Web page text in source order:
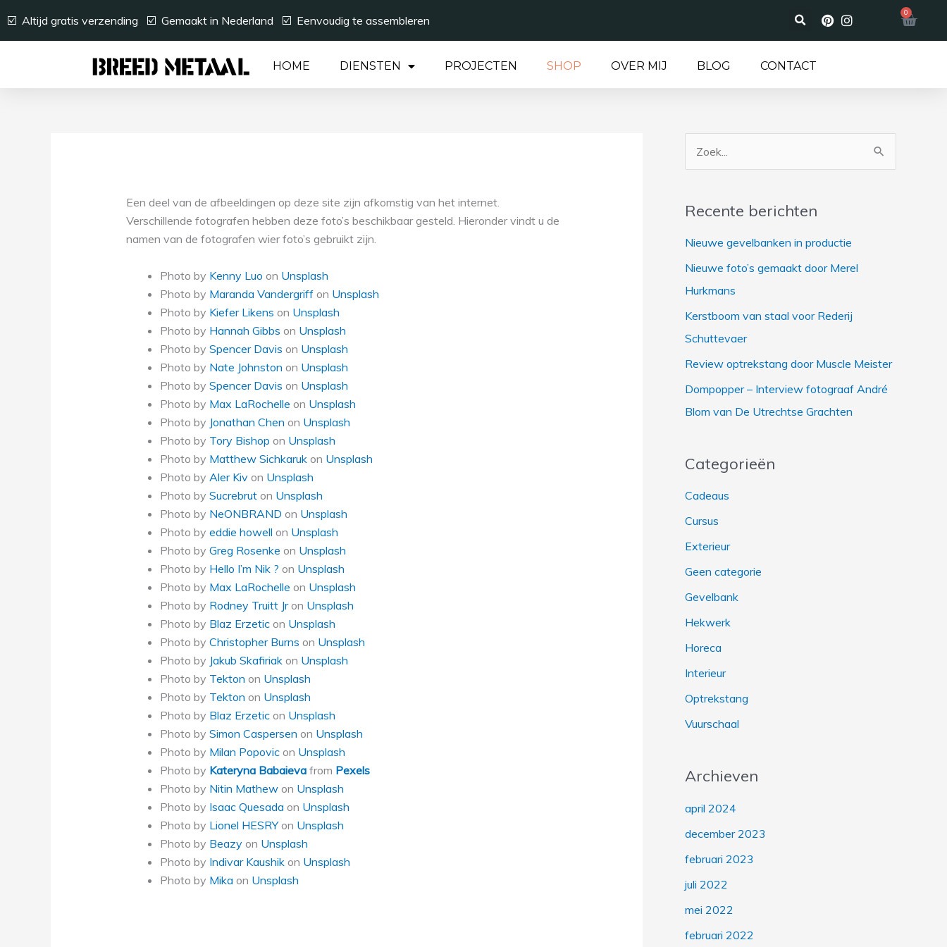
naar
de
☑️ Altijd gratis verzending ☑️ Gemaakt in Nederland ☑️ Eenvoudig te assembleren
0
HOME DIENSTEN PROJECTEN SHOP OVER MIJ BLOG CONTACT
Een deel van de afbeeldingen op deze site zijn afkomstig van het internet.
Verschillende fotografen hebben deze foto’s beschikbaar gesteld. Hieronder vindt u de
namen van de fotografen wier foto’s gebruikt zijn.
Photo by Kenny Luo on Unsplash
Photo by Maranda Vandergriffon Unsplash
Photo by Kiefer Likens on Unsplash
Photo by Hannah Gibbs on Unsplash
Photo by Spencer Davis on Unsplash
Photo by Nate Johnston on Unsplash
Photo by Spencer Davis on Unsplash
Photo by Max LaRochelle on Unsplash
Photo by Jonathan Chen on Unsplash
Photo by Tory Bishop on Unsplash
Photo by Matthew Sichkarukon Unsplash
Photo by Aler Kivon Unsplash
Photo by Sucrebruton Unsplash
Photo by NeONBRAND on Unsplash
Photo by eddie howell on Unsplash
Photo by Greg Rosenke on Unsplash
Photo by Hello I’m Nik ? on Unsplash
Photo by Max LaRochelle on Unsplash
Photo by Rodney Truitt Jron Unsplash
Photo by Blaz Erzeticon Unsplash
Photo by Christopher Burns on Unsplash
Photo by Jakub Skafiriakon Unsplash
Photo by Tekton on Unsplash
Photo by Tekton on Unsplash
Photo by Blaz Erzeticon Unsplash
Photo by Simon Caspersen on Unsplash
Photo by Milan Popovicon Unsplash
Photo by Kateryna Babaievafrom Pexels
Photo by Nitin Mathewon Unsplash
Photo by Isaac Quesada on Unsplash
Photo by Lionel HESRYon Unsplash
Photo by Beazyon Unsplash
Photo by Indivar Kaushikon Unsplash
Photo by Mika on Unsplash
n
a
a
r
:
Recente berichten
Nieuwe gevelbanken in productie
Nieuwe foto’s gemaakt door Merel
Hurkmans
Kerstboom van staal voor Rederij
Schuttevaer
Review optrekstang door Muscle Meister
Dompopper – Interview fotograaf André
Blom van De Utrechtse Grachten
Categorieën
Cadeaus
Cursus
Exterieur
Geen categorie
Gevelbank
Hekwerk
Horeca
Interieur
Optrekstang
Vuurschaal
Archieven
april 2024
december 2023
februari 2023
juli 2022
mei 2022
februari 2022